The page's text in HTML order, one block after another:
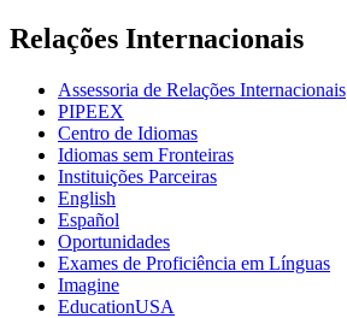
Relações Internacionais
Assessoria de Relações Internacionais
PIPEEX
Centro de Idiomas
Idiomas sem Fronteiras
Instituições Parceiras
English
Español
Oportunidades
Exames de Proficiência em Línguas
Imagine
EducationUSA